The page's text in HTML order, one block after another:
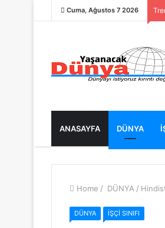
Cuma, Ağustos 7 2026
ANASAYFA DÜNYA
Home / DÜNYA /
DÜNYA İŞÇİ SINIFI